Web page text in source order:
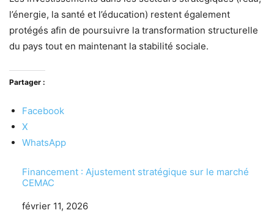
l’énergie, la santé et l’éducation) restent également
protégés afin de poursuivre la transformation structurelle
du pays tout en maintenant la stabilité sociale.
Partager :
Facebook
X
WhatsApp
Financement : Ajustement stratégique sur le marché
CEMAC
Date
février 11, 2026